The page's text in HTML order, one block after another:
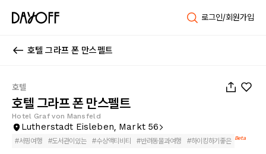
로그인/회원가입
호텔 그라프 폰 만스펠트
호텔
호텔 그라프 폰 만스펠트
Hotel Graf von Mansfeld
Lutherstadt Eisleben, Markt 56
#서핑여행 #도서관이있는 #수상액티비티 #반려동물과여행 #하이킹하기좋은 Beta